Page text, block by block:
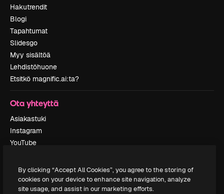
Hakutrendit
Blogi
Tapahtumat
Slidesgo
Myy sisältöä
Lehdistöhuone
Etsitkö magnific.ai:ta?
Ota yhteyttä
Asiakastuki
Instagram
YouTube
TikTok
Discord
By clicking “Accept All Cookies”, you agree to the storing of
cookies on your device to enhance site navigation, analyze
site usage, and assist in our marketing efforts.